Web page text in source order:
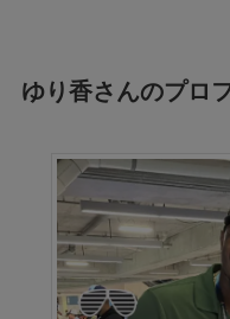
ゆり香さんのプロ